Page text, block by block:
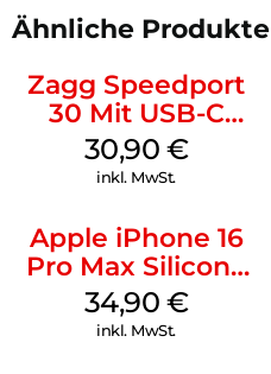
Ähnliche Produkte
Zagg Speedport
30 Mit USB-C
Kabel Weiß
30,90 €
inkl. MwSt.
Apple iPhone 16
Pro Max Silicone
Case MagSafe
Denim
34,90 €
inkl. MwSt.